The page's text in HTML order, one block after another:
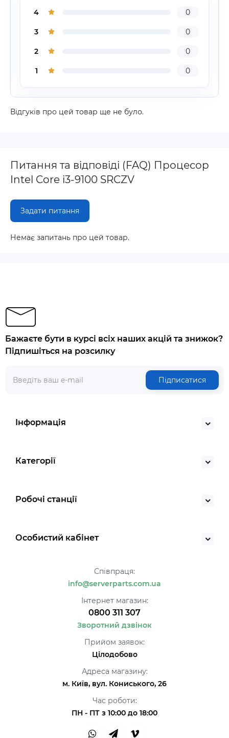
4 0
3 0
2 0
1 0
Відгуків про цей товар ще не було.
Питання та відповіді (FAQ) Процесор
Intel Core i3-9100 SRCZV
Задати питання
Немає запитань про цей товар.
Бажаєте бути в курсі всіх наших акцій та знижок?
Підпишіться на розсилку
Підписатися
Інформація
Категорії
Робочі станції
Особистий кабінет
Співпраця:
info@serverparts.com.ua
Інтернет магазин:
0800 311 307
Зворотний дзвінок
Прийом заявок:
Цілодобово
Адреса магазину:
м. Київ, вул. Кониського, 26
Час роботи:
ПН - ПТ з 10:00 до 18:00